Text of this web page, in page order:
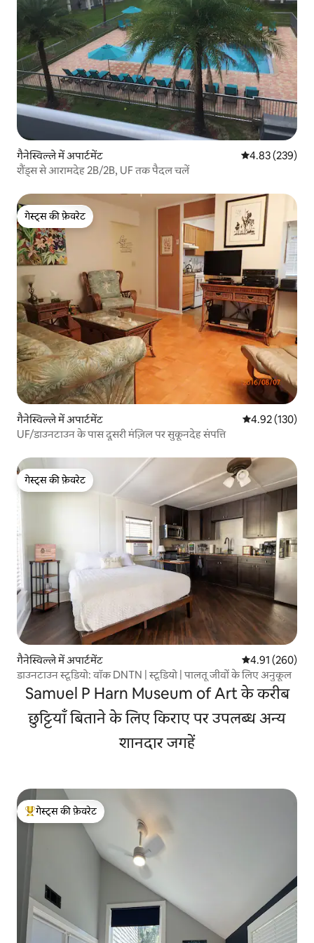
गैनेस्विल्ले में अपार्टमेंट औसत रेटिंग 5 में से
4.83 (239)
शैंड्स से आरामदेह 2B/2B, UF तक पैदल चलें
गेस्ट्स की फ़ेवरेट
गेस्ट्स की फ़ेवरेट
गैनेस्विल्ले में अपार्टमेंट औसत रेटिंग 5 में से
4.92 (130)
UF/डाउनटाउन के पास दूसरी मंज़िल पर सुकूनदेह संपत्ति
गेस्ट्स की फ़ेवरेट
गेस्ट्स की फ़ेवरेट
गैनेस्विल्ले में अपार्टमेंट औसत रेटिंग 5 में से
4.91 (260)
डाउनटाउन स्टूडियो: वॉक DNTN | स्टूडियो | पालतू जीवों के लिए अनुकूल
Samuel P Harn Museum of Art के करीब
छुट्टियाँ बिताने के लिए किराए पर उपलब्ध अन्य
शानदार जगहें
गेस्ट्स का टॉप फ़ेवरेट
गेस्ट्स की फ़ेवरेट